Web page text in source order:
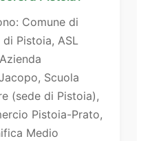
Comune di
Pistoia, ASL
Scuola
(sede di Pistoia),
Pistoia-Prato,
Medio